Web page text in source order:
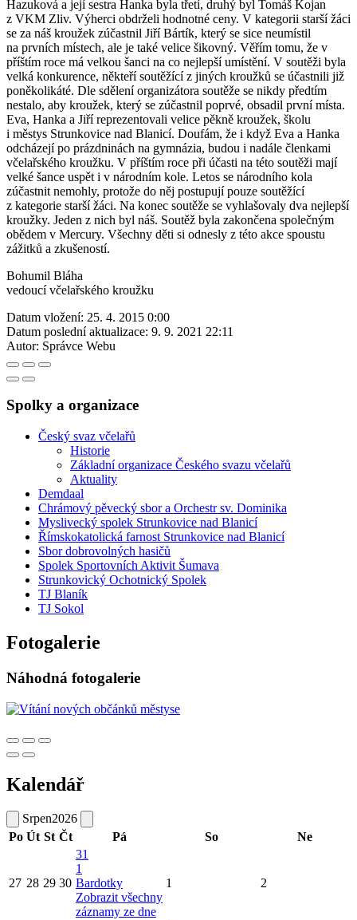
Hazuková a její sestra Hanka byla třetí, druhý byl Tomáš Kojan
z VKM Zliv. Výherci obdrželi hodnotné ceny. V kategorii starší žáci
se za náš kroužek zúčastnil Jiří Bártík, který se sice neumístil
na prvních místech, ale je také velice šikovný. Věřím tomu, že v
příštím roce má velkou šanci na co nejlepší umístění. V soutěži byla
velká konkurence, někteří soutěžící z jiných kroužků se účastnili již
poněkolikáté. Dle sdělení organizátora soutěže se nikdy předtím
nestalo, aby kroužek, který se zúčastnil poprvé, obsadil první místa.
Eva, Hanka a Jiří reprezentovali velice pěkně kroužek, školu
i městys Strunkovice nad Blanicí. Doufám, že i když Eva a Hanka
odcházejí po prázdninách na gymnázia, budou i nadále členkami
včelařského kroužku. V příštím roce při účasti na této soutěži mají
velké šance uspět i v národním kole. Letos se národního kola
zúčastnit nemohly, protože do něj postupují pouze soutěžící
z kategorie starší žáci. Na konec soutěže se vyhlašovaly dva nejlepší
kroužky. Jeden z nich byl náš. Soutěž byla zakončena společným
obědem v Mercury. Všechny děti si odnesly z této akce spoustu
zážitků a zkušeností.
Bohumil Bláha
vedoucí včelařského kroužku
Datum vložení: 25. 4. 2015 0:00
Datum poslední aktualizace: 9. 9. 2021 22:11
Autor: Správce Webu
Spolky a organizace
Český svaz včelařů
Historie
Základní organizace Českého svazu včelařů
Aktuality
Demdaal
Chrámový pěvecký sbor a Orchestr sv. Dominika
Myslivecký spolek Strunkovice nad Blanicí
Římskokatolická farnost Strunkovice nad Blanicí
Sbor dobrovolných hasičů
Spolek Sportovních Aktivit Šumava
Strunkovický Ochotnický Spolek
TJ Blaník
TJ Sokol
Fotogalerie
Náhodná fotogalerie
Kalendář
Srpen2026
Po Út St Čt Pá So Ne
27 28 29 30
31
1
Bardotky
Zobrazit všechny
záznamy ze dne
1 2